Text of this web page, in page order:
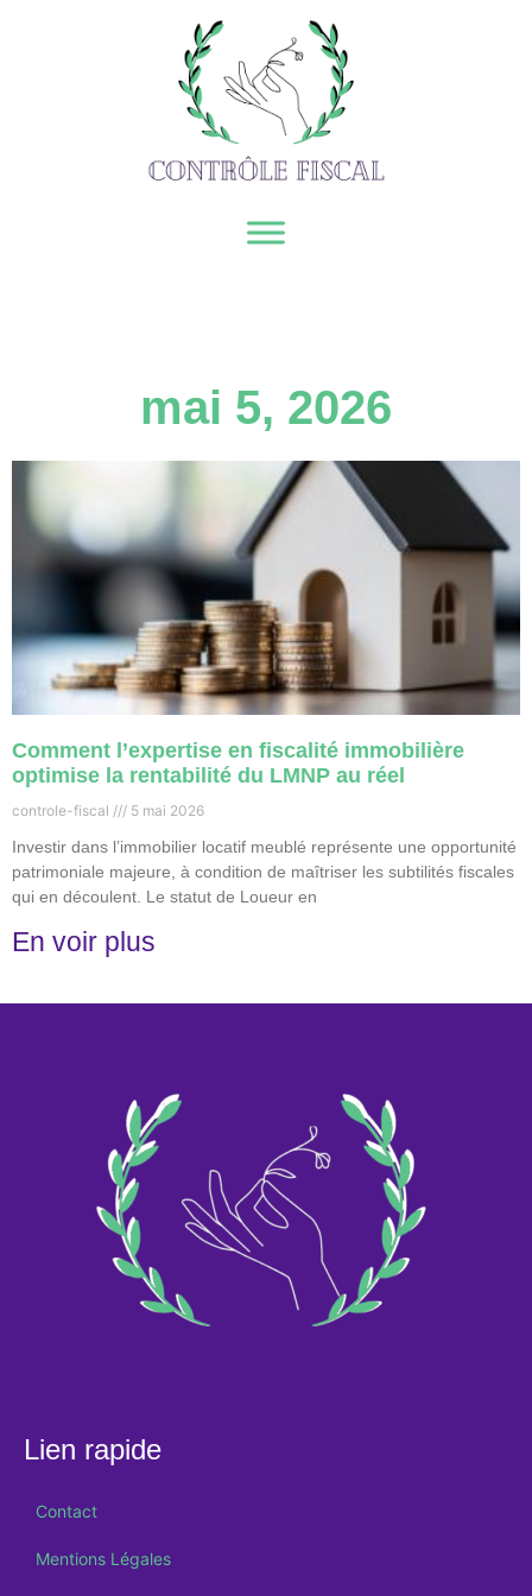
mai 5, 2026
Comment l’expertise en fiscalité immobilière
optimise la rentabilité du LMNP au réel
controle-fiscal 5 mai 2026
Investir dans l’immobilier locatif meublé représente une opportunité
patrimoniale majeure, à condition de maîtriser les subtilités fiscales
qui en découlent. Le statut de Loueur en
En voir plus
Lien rapide
Contact
Mentions Légales